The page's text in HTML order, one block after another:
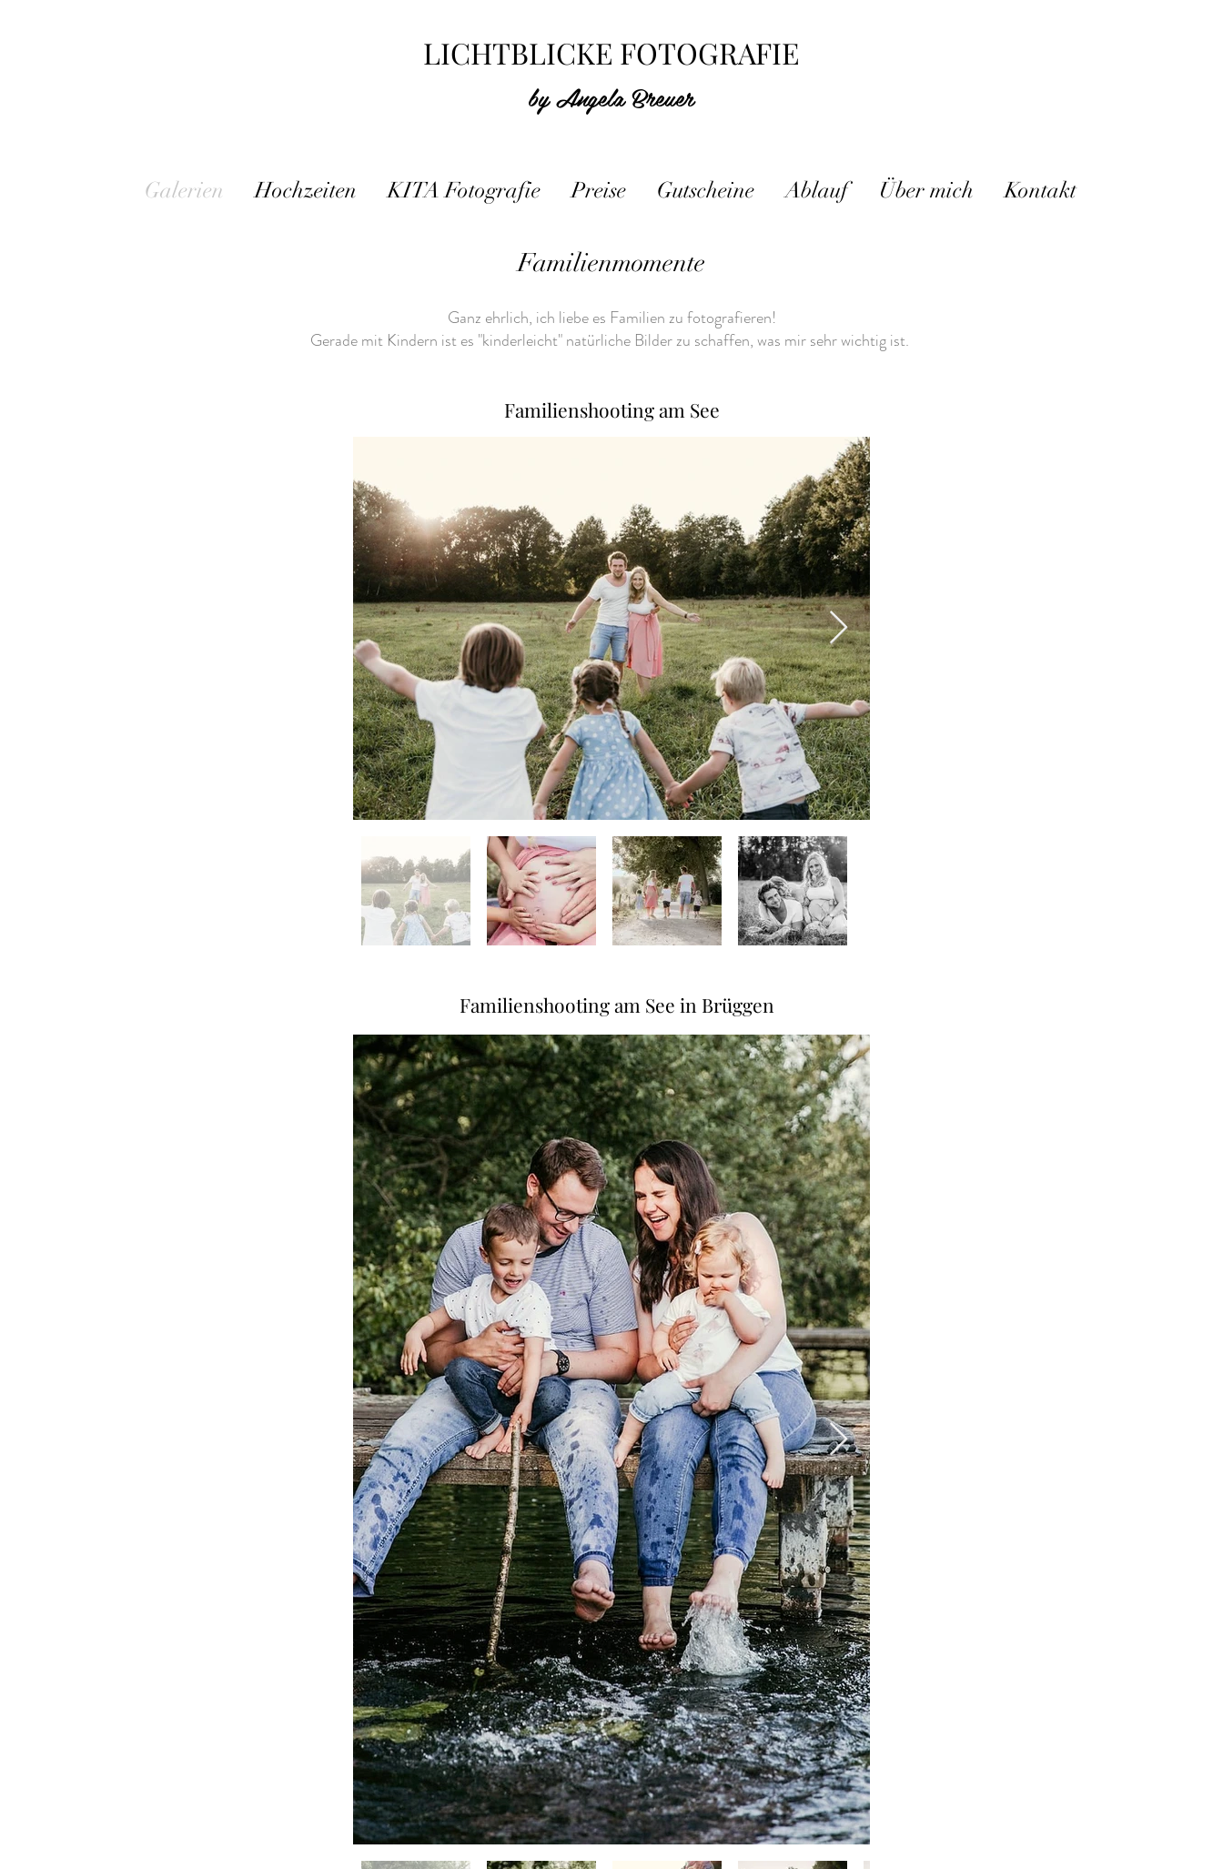
LICHTBLICKE FOTOGRAFIE
by Angela Breuer
Galerien Hochzeiten KITA Fotografie Preise Gutscheine Ablauf Über mich Kontakt
Familienmomente
Ganz ehrlich, ich liebe es Familien zu fotografieren!
Gerade mit Kindern ist es "kinderleicht" natürliche Bilder zu schaffen, was mir sehr wichtig ist.
Familienshooting am See
Familienshooting am See in Brüggen